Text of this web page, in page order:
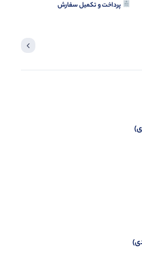
پرداخت و تکمیل سفارش